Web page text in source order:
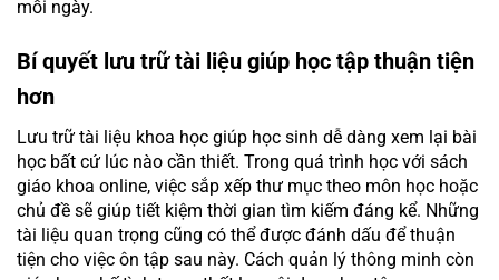
mỗi ngày.
Bí quyết lưu trữ tài liệu giúp học tập thuận tiện
hơn
Lưu trữ tài liệu khoa học giúp học sinh dễ dàng xem lại bài
học bất cứ lúc nào cần thiết. Trong quá trình học với sách
giáo khoa online, việc sắp xếp thư mục theo môn học hoặc
chủ đề sẽ giúp tiết kiệm thời gian tìm kiếm đáng kể. Những
tài liệu quan trọng cũng có thể được đánh dấu để thuận
tiện cho việc ôn tập sau này. Cách quản lý thông minh còn